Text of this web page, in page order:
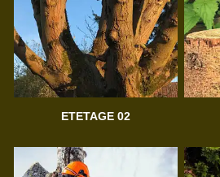
ETETAGE 02